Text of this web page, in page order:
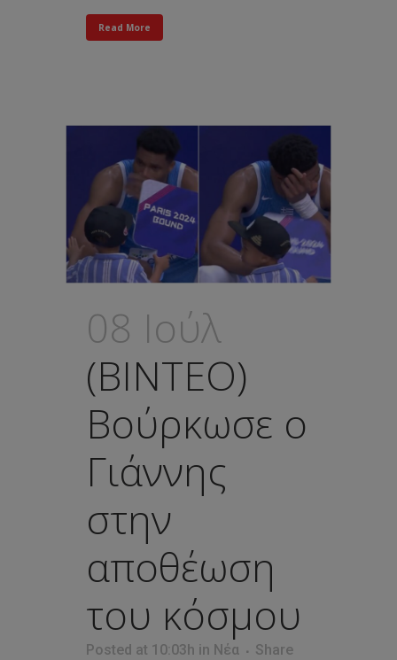
Read More
08 Ιούλ
(ΒΙΝΤΕΟ)
Βούρκωσε ο
Γιάννης
στην
αποθέωση
του κόσμου
Posted at 10:03h in Νέα Share